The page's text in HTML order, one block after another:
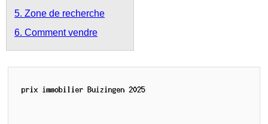
5. Zone de recherche
6. Comment vendre